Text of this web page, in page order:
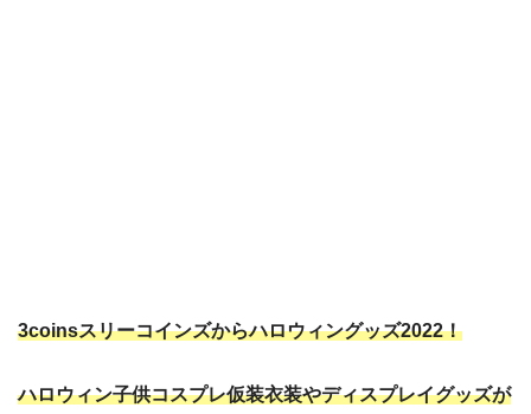
3coinsスリーコインズからハロウィングッズ2022！
ハロウィン子供コスプレ仮装衣装やディスプレイグッズが